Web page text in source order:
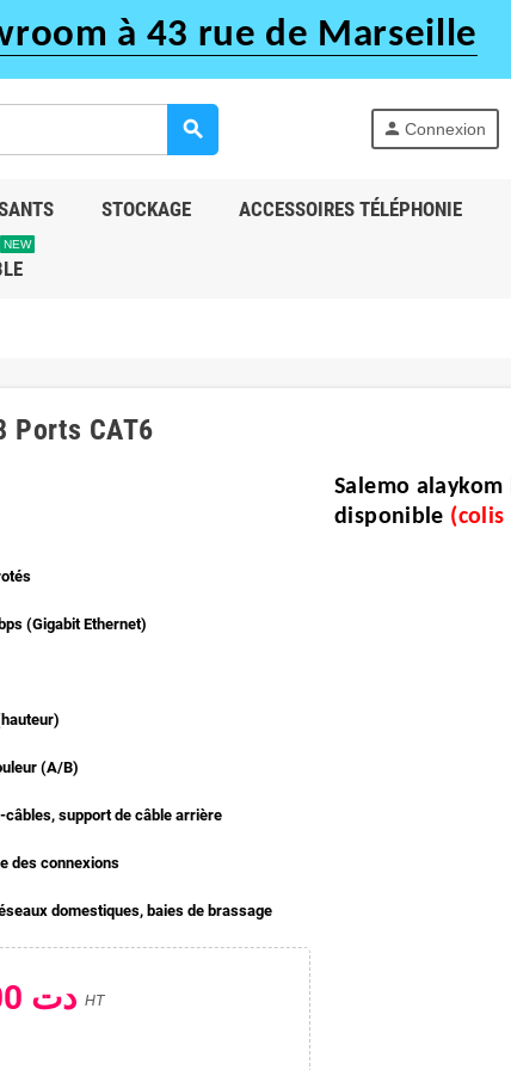
à 43 rue de Marseille
search person Connexion
STOCKAGE ACCESSOIRES TÉLÉPHONIE
NEW
Ports CAT6
(Gigabit Ethernet)
(A/B)
support de câble arrière
des connexions
domestiques, baies de brassage
95,000 دت HT
Salemo
disponible (colis